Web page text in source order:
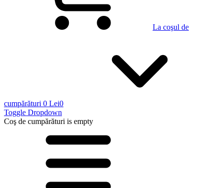
La coşul de
cumpărături 0 Lei0
Toggle Dropdown
Coş de cumpărături is empty